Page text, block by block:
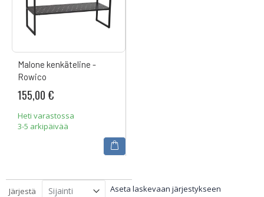
Malone kenkäteline -
Rowico
155,00 €
Heti varastossa
3-5 arkipäivää
Järjestä Aseta laskevaan järjestykseen